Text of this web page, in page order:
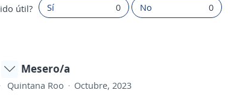
útil? Sí 0 No 0
Mesero/a
Quintana Roo
Octubre, 2023